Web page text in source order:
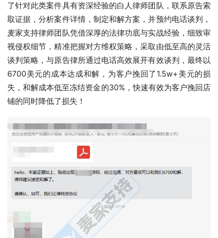
了针对此类案件具有资深经验的白人律师团队，联系原告索
取证据，分析案件详情，制定和解方案，并预约电话谈判，
麦家支持律师团队凭借深厚的法律功底与实战经验，细致审
视侵权细节，精准把握对方维权策略，采取由低至高的灵活
谈判策略，与原告律所通过电话高效展开有效谈判，最终以
6700美元的成本达成和解，为客户挽回了1.5w+美元的损
失，和解成本低至冻结资金的30%，快速有效为客户挽回店
铺的同时降低了损失！